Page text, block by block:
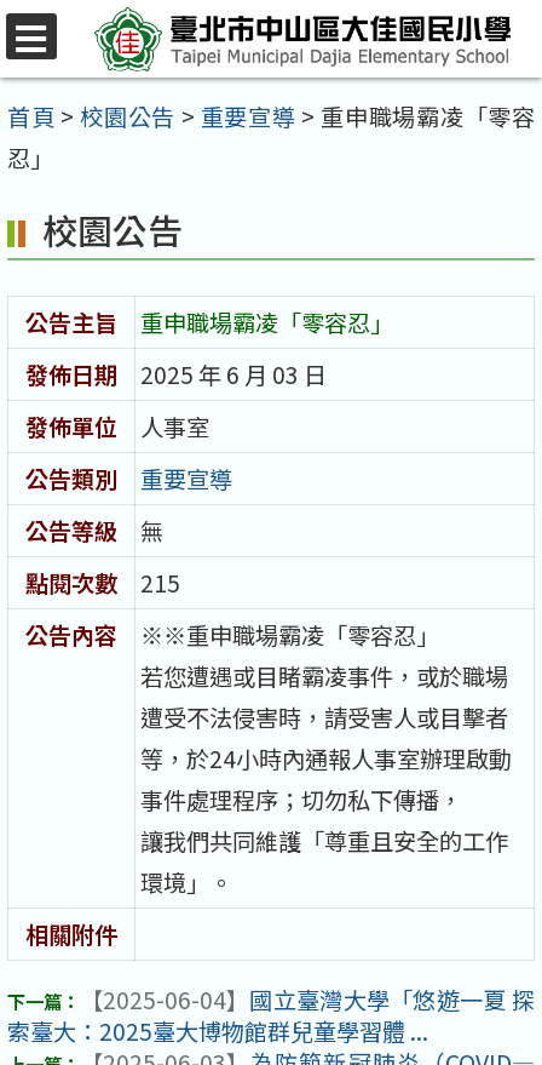
跳
至
主
要
容
區
首頁 > 校園公告 > 重要宣導 > 重申職場霸凌「零容
忍」
校園公告
公告主旨
重申職場霸凌「零容忍」
發佈日期
2025 年 6 月 03 日
發佈單位
人事室
公告類別
重要宣導
公告等級
無
點閱次數
215
公告內容
※※重申職場霸凌「零容忍」
若您遭遇或目睹霸凌事件，或於職場
遭受不法侵害時，請受害人或目擊者
等，於24小時內通報人事室辦理啟動
事件處理程序；切勿私下傳播，
讓我們共同維護「尊重且安全的工作
環境」。
相關附件
【2025-06-04】 國立臺灣大學「悠遊一夏 探
索臺大：2025臺大博物館群兒童學習體 ...
選
單